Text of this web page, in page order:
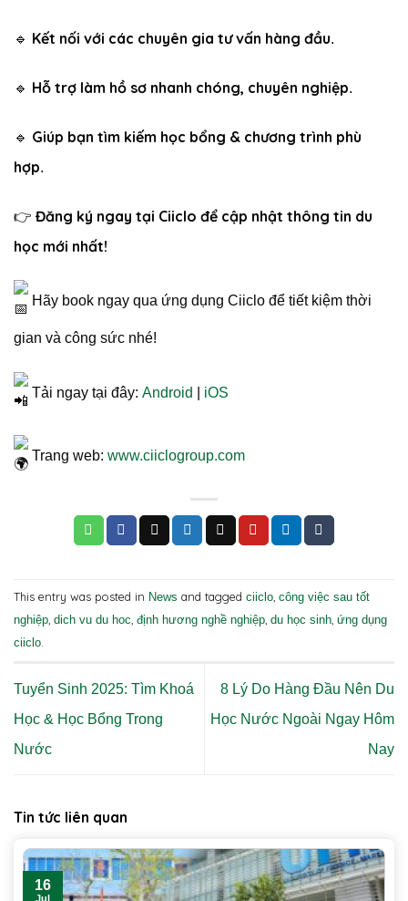
🔹 Kết nối với các chuyên gia tư vấn hàng đầu.
🔹 Hỗ trợ làm hồ sơ nhanh chóng, chuyên nghiệp.
🔹 Giúp bạn tìm kiếm học bổng & chương trình phù
hợp.
👉 Đăng ký ngay tại Ciiclo để cập nhật thông tin du
học mới nhất!
Hãy book ngay qua ứng dụng Ciiclo để tiết kiệm thời
gian và công sức nhé!
Tải ngay tại đây: Android iOS
Trang web: www.ciiclogroup.com
This entry was posted in News and tagged ciiclo, công việc sau tốt
nghiệp, dich vu du hoc, định hương nghề nghiệp, du học sinh, ứng dụng
ciiclo.
Tuyển Sinh 2025: Tìm Khoá
Học & Học Bổng Trong
Nước
8 Lý Do Hàng Đầu Nên Du
Học Nước Ngoài Ngay Hôm
Nay
Tin tức liên quan
16
Jul